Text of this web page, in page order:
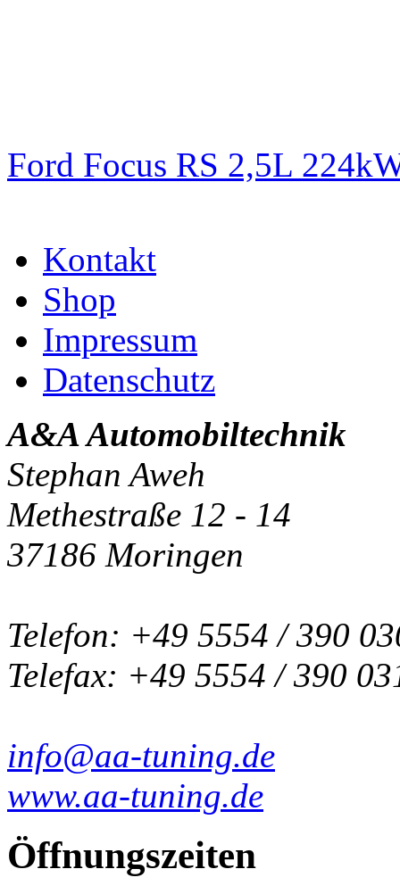
Ford Focus RS 2,5L
Kontakt
Shop
Impressum
Datenschutz
A&A Automobiltechnik
Stephan Aweh
Methestraße 12 - 14
37186 Moringen
Telefon: +49 5554 / 390
Telefax: +49 5554 / 390
info@aa-tuning.de
www.aa-tuning.de
Öffnungszeiten